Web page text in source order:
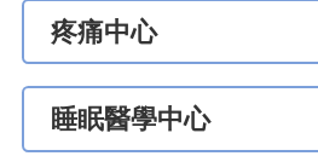
疼痛中心
睡眠醫學中心